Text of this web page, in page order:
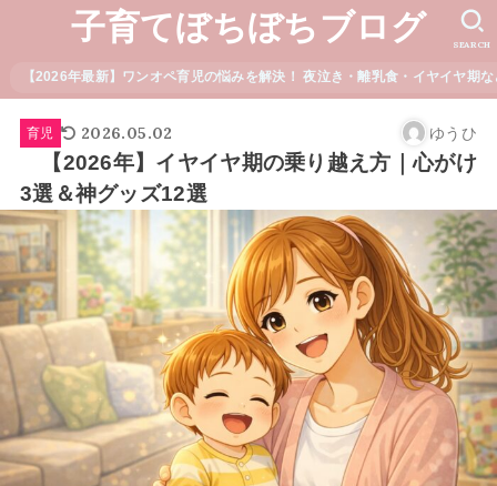
子育てぼちぼちブログ
【2026年最新】ワンオペ育児の悩みを解決！ 夜泣き・離乳食・イヤイヤ期
SEARCH
育児 2026.05.02 ゆうひ
【2026年】イヤイヤ期の乗り越え方｜心がけ
3選＆神グッズ12選